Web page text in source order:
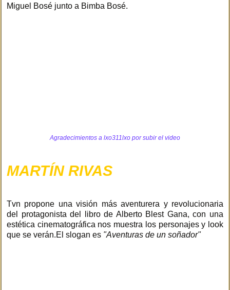
Miguel Bosé junto a Bimba Bosé.
Agradecimientos a lxo311lxo por subir el video
MARTÍN RIVAS
Tvn propone una visión más aventurera y revolucionaria
del protagonista del libro de Alberto Blest Gana, con una
estética cinematográfica nos muestra los personajes y look
que se verán.El slogan es "Aventuras de un soñador"